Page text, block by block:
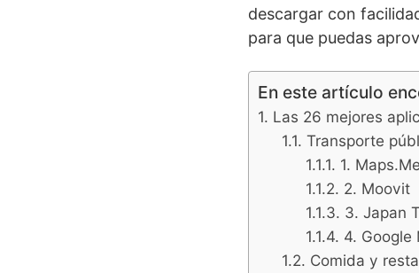
descargar con
para que puedas
En este artículo
Las 26 mejores
Transporte
1. Maps.Me
2. Moovit
3. Japan
4. Google
Comida y